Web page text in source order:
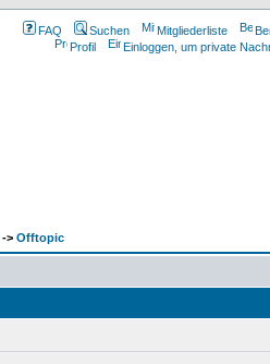
FAQ Suchen Mitgliederliste
Profil
Einloggen, um private
-> Offtopic